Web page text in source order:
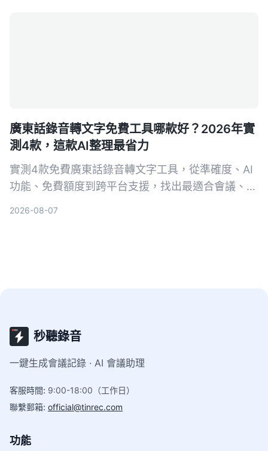
廣東話錄音轉文字免費工具哪款好？2026年實
測4款，這款AI整理最省力
實測4款免費廣東話錄音轉文字工具，從準確度、AI
功能、免費額度到跨平台支援，找出最適合會議、訪
2026-08-07
秒聽錄音
一鍵生成會議記錄 · AI 會議助理
客服時間: 9:00-18:00（工作日）
聯繫郵箱: official@tinrec.com
功能